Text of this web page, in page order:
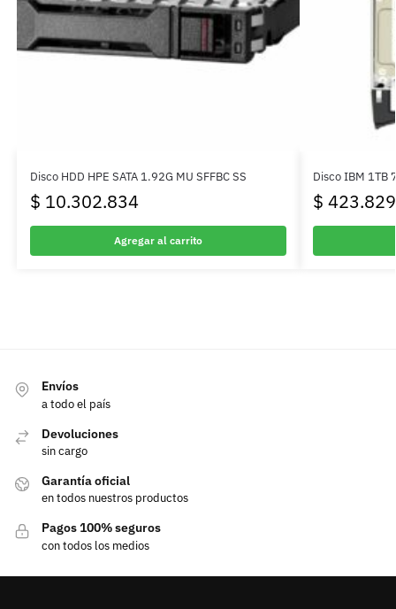
Disco HDD HPE SATA 1.92G MU SFFBC SS
$ 10.302.834
Agregar al carrito
Disco IBM 1TB
$ 423.829
Envíos
a todo el país
Devoluciones
sin cargo
Garantía oficial
en todos nuestros productos
Pagos 100% seguros
con todos los medios